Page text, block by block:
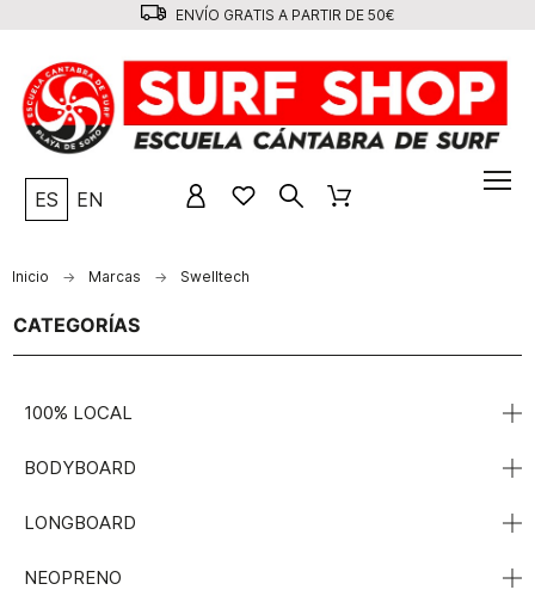
ENVÍO GRATIS A PARTIR DE 50€
ES EN
Inicio Marcas Swelltech
CATEGORÍAS
100% LOCAL
BODYBOARD
LONGBOARD
NEOPRENO